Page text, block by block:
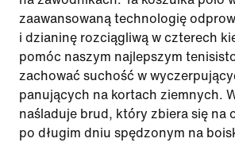
zaawansowaną technologię
i dzianinę rozciągliwą w czterech
pomóc naszym najlepszym
zachować suchość w
panujących na kortach ziemnych.
naśladuje brud, który zbiera się na
po długim dniu spędzonym na